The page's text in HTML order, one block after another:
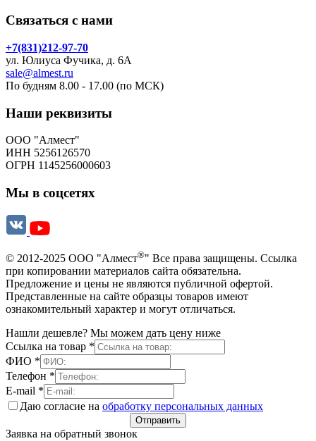
Связаться с нами
+7(831)212-97-70
ул. Юлиуса Фучика, д. 6А
sale@almest.ru
По будням 8.00 - 17.00 (по МСК)
Наши реквизиты
ООО "Алмест"
ИНН 5256126570
ОГРН 1145256000603
Мы в соцсетях
© 2012-2025 ООО "Алмест®" Все права защищены. Ссылка
при копировании материалов сайта обязательна.
Предложение и цены не являются публичной офертой.
Представленные на сайте образцы товаров имеют
ознакомительный характер и могут отличаться.
Нашли дешевле? Мы можем дать цену ниже
Ссылка на товар *
ФИО *
Телефон *
E-mail *
Даю согласие на обработку персональных данных
Отправить
Заявка на обратный звонок